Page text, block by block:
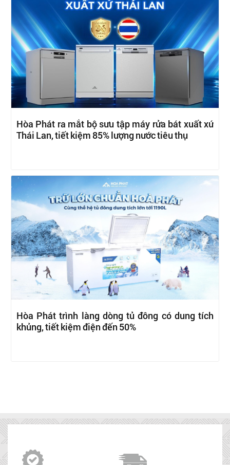
Hòa Phát ra mắt bộ sưu tập máy rửa bát xuất xứ
Thái Lan, tiết kiệm 85% lượng nước tiêu thụ
Hòa Phát trình làng dòng tủ đông có dung tích
khủng, tiết kiệm điện đến 50%